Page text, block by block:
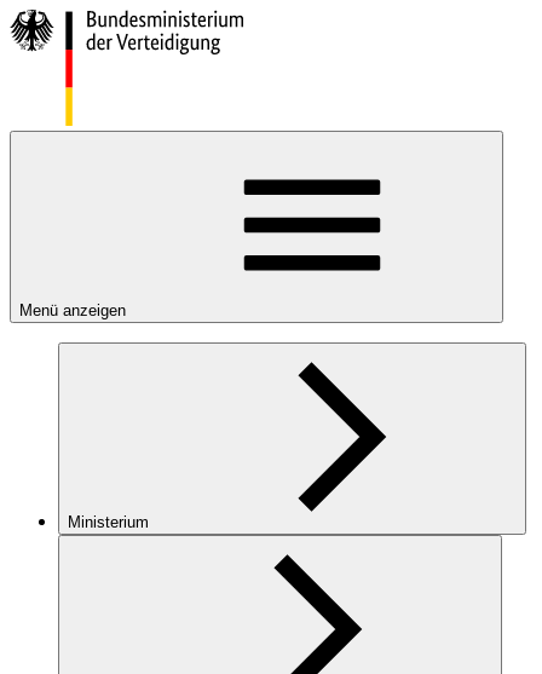
Menü anzeigen
Ministerium